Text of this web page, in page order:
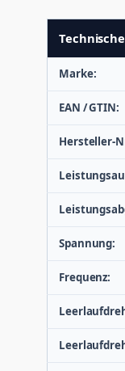
Marke:
EAN / GTIN:
Hersteller-
Spannung:
Frequenz: